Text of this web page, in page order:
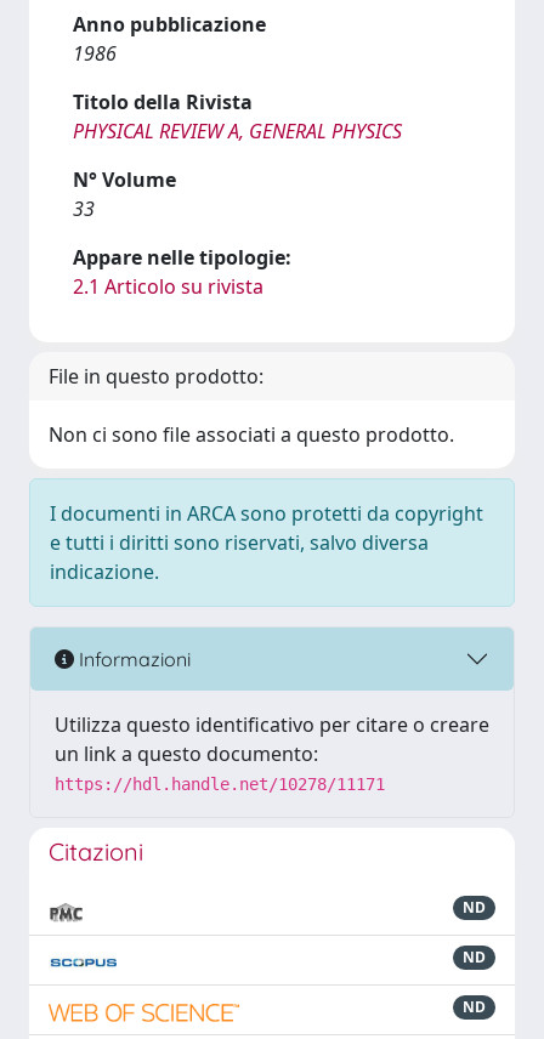
Anno pubblicazione
1986
Titolo della Rivista
PHYSICAL REVIEW A, GENERAL PHYSICS
N° Volume
33
Appare nelle tipologie:
2.1 Articolo su rivista
File in questo prodotto:
Non ci sono file associati a questo prodotto.
I documenti in ARCA sono protetti da copyright
e tutti i diritti sono riservati, salvo diversa
indicazione.
Informazioni
Utilizza questo identificativo per citare o creare
un link a questo documento:
https://hdl.handle.net/10278/11171
Citazioni
ND
ND
ND